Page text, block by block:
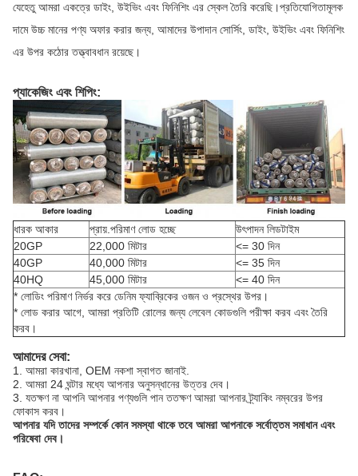
যেহেতু আমরা একত্রে ডাইং, উইভিং এবং ফিনিশিং এর স্কেল তৈরি করেছি।প্রতিযোগিতামূলক
দামে উচ্চ মানের পণ্য অফার করার জন্য, আমাদের উপাদান সোর্সিং, ডাইং, উইভিং এবং ফিনিশিং
এর উপর কঠোর তত্ত্বাবধান রয়েছে।
প্যাকেজিং এবং শিপিং:
ধারক আকার প্রায়.পরিমাণ লোড হচ্ছে
উৎপাদন লিডটাইম
20GP
22,000 মিটার
<= 30 দিন
40GP
40,000 মিটার
<= 35 দিন
40HQ
45,000 মিটার
<= 40 দিন
* লোডিং পরিমাণ নির্ভর করে ডেনিম ফ্যাব্রিকের ওজন ও প্রস্থের উপর।
* লোড করার আগে, আমরা প্রতিটি রোলের জন্য লেবেল কোডগুলি পরীক্ষা করব এবং তৈরি
করব।
আমাদের সেবা:
1. আমরা কারখানা, OEM নকশা স্বাগত জানাই.
2. আমরা 24 ঘন্টার মধ্যে আপনার অনুসন্ধানের উত্তর দেব।
3. যতক্ষণ না আপনি আপনার পণ্যগুলি পান ততক্ষণ আমরা আপনার ট্র্যাকিং নম্বরের উপর
ফোকাস করব।
আপনার যদি তাদের সম্পর্কে কোন সমস্যা থাকে তবে আমরা আপনাকে সর্বোত্তম সমাধান এবং
পরিষেবা দেব।